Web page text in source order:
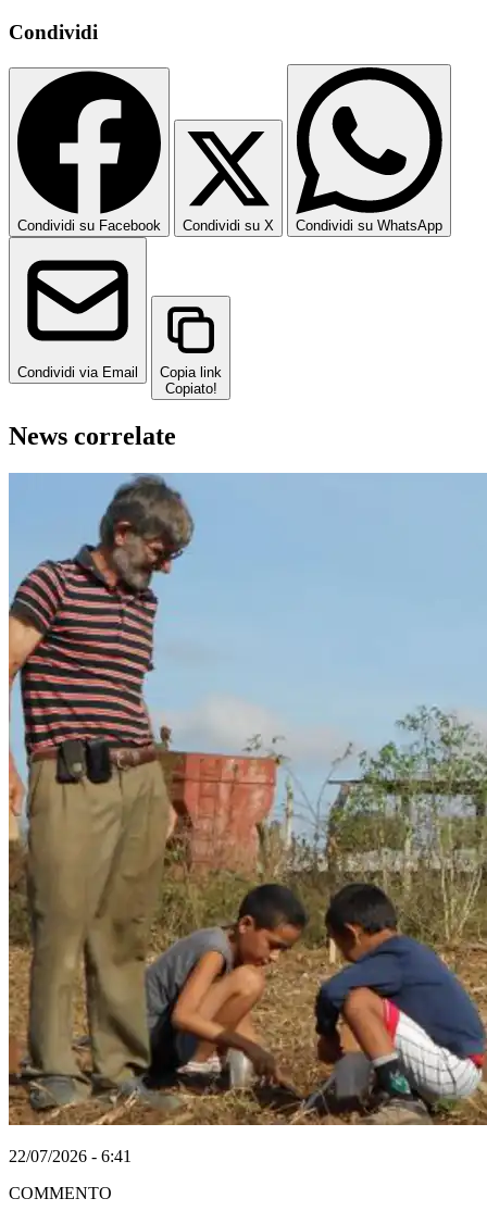
Condividi
Condividi su Facebook Condividi su X Condividi su WhatsApp
Condividi via Email
Copia link
Copiato!
News correlate
22/07/2026 - 6:41
COMMENTO